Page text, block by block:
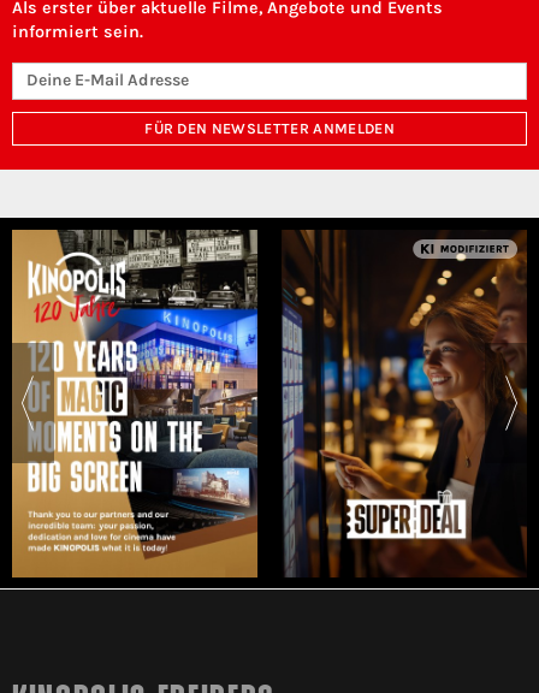
Als erster über aktuelle Filme, Angebote und Events
informiert sein.
FÜR DEN NEWSLETTER ANMELDEN